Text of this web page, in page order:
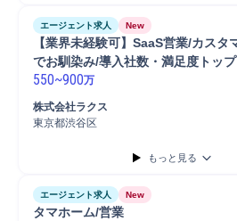
ソリューション型営業
新規顧客獲得
エージェント求人 New
【業界未経験可】SaaS営業/カス
でお馴染み/導入社数・満足度トッ
550~900万
株式会社ラクス
東京都渋谷区
もっと見る
エージェント求人 New
タマホーム/営業